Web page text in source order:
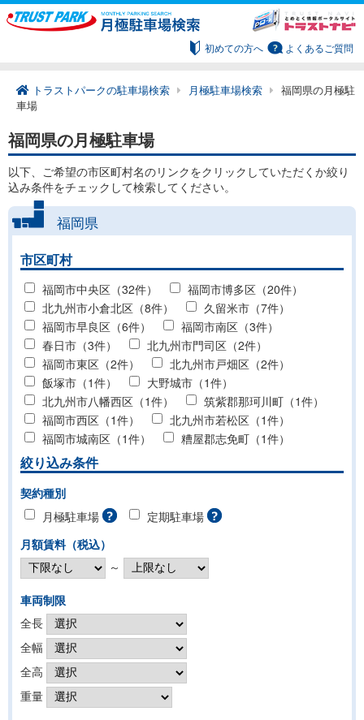
初めての方へ よくあるご質問
トラストパークの駐車場検索 月極駐車場検索
福岡県の月極駐
車場
福岡県の月極駐車場
以下、ご希望の市区町村名のリンクをクリックしていただくか絞り
込み条件をチェックして検索してください。
福岡県
市区町村
福岡市中央区（32件）
福岡市博多区（20件）
北九州市小倉北区（8件）
久留米市（7件）
福岡市早良区（6件）
福岡市南区（3件）
春日市（3件）
北九州市門司区（2件）
福岡市東区（2件）
北九州市戸畑区（2件）
飯塚市（1件）
大野城市（1件）
北九州市八幡西区（1件）
筑紫郡那珂川町（1件）
福岡市西区（1件）
北九州市若松区（1件）
福岡市城南区（1件）
糟屋郡志免町（1件）
絞り込み条件
契約種別
月極駐車場
定期駐車場
月額賃料（税込）
～
車両制限
全長
全幅
全高
重量